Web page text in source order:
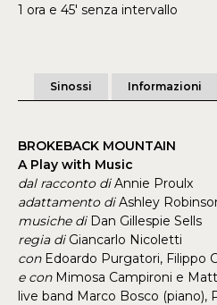
1 ora e 45' senza intervallo
Sinossi Informazioni
BROKEBACK MOUNTAIN
A Play with Music
dal racconto diAnnie Proulx
adattamento diAshley
musiche diDan Gillespie Sells
regia diGiancarlo Nicoletti
con Edoardo Purgatori, Filippo
e conMimosa Campironi e
live band Marco Bosco (piano),